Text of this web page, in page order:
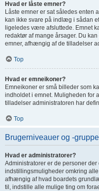
Hvad er låste emner?
Låste emner er sat således enten
kan ikke svare på indlæg i sådan
ligeledes være afsluttede. Emnet
redaktør af mange årsager. Du
emner, afhængig af de tilladelser
Top
Hvad er emneikoner?
Emneikoner er små billeder som
indholdet i emnet. Muligheden for
tilladelser administratoren har
Top
Brugerniveauer og -
Hvad er administratorer?
Administratorer er de personer
indstillingsmuligheder omkring
afhængig af hvad boardets
til, indstille alle mulige ting om